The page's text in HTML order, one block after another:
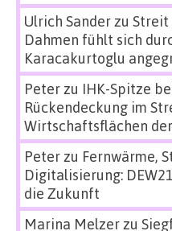
Ulrich Sanderzu Streit
Dahmen fühlt sich
Karacakurtoglu
Peterzu IHK-Spitze
Rückendeckung im
Wirtschaftsflächen
Peterzu Fernwärme,
Digitalisierung:
die Zukunft
Marina Melzerzu